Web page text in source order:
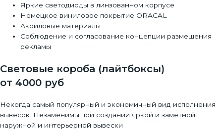
Яркие светодиоды в линзованном корпусе
Немецкое виниловое покрытие ORACAL
Акриловые материалы
Соблюдение и согласование концепции размещения
рекламы
Световые короба (лайтбоксы)
от 4000 руб
Некогда самый популярный и экономичный вид исполнения
вывесок. Незаменимы при создании яркой и заметной
наружной и интерьерной вывески